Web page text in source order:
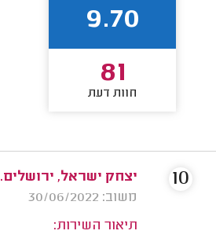
9.70
81
חוות דעת
יצחק ישראל, ירושלים.
משוב: 30/06/2022
תיאור השירות:
10